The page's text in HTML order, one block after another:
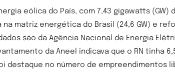
eólica do País, com 7,43 gigawatts (GW)
matriz energética do Brasil (24,6 GW) e
são da Agência Nacional de Energia
da Aneel indicava que o RN tinha
destaque no número de empreendimentos